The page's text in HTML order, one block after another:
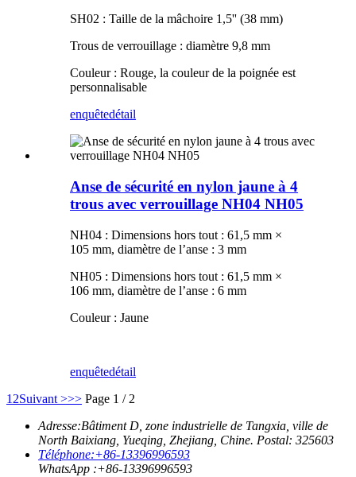
SH02 : Taille de la mâchoire 1,5'' (38 mm)
Trous de verrouillage : diamètre 9,8 mm
Couleur : Rouge, la couleur de la poignée est
personnalisable
enquêtedétail
Anse de sécurité en nylon jaune à 4
trous avec verrouillage NH04 NH05
NH04 : Dimensions hors tout : 61,5 mm ×
105 mm, diamètre de l’anse : 3 mm
NH05 : Dimensions hors tout : 61,5 mm ×
106 mm, diamètre de l’anse : 6 mm
Couleur : Jaune
enquêtedétail
1 2Suivant >>> Page 1 / 2
Adresse:Bâtiment D, zone industrielle de Tangxia, ville de
North Baixiang, Yueqing, Zhejiang, Chine. Postal: 325603
Téléphone:+86-13396996593
WhatsApp :+86-13396996593